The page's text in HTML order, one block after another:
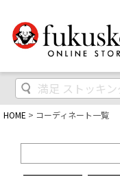
HOME コーディネート一覧